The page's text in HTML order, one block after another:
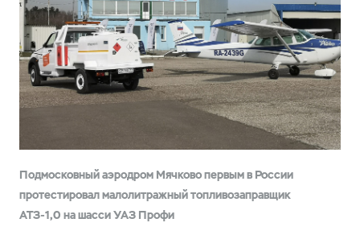
Подмосковный аэродром Мячково первым в России
протестировал малолитражный топливозаправщик
АТЗ-1,0 на шасси УАЗ Профи